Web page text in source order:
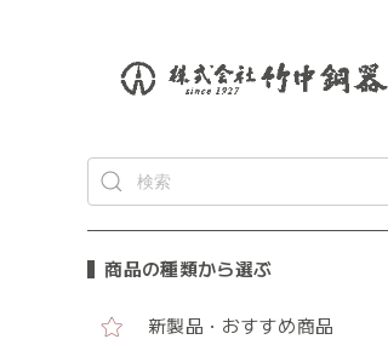
商品の種類から選ぶ
新製品・おすすめ商品